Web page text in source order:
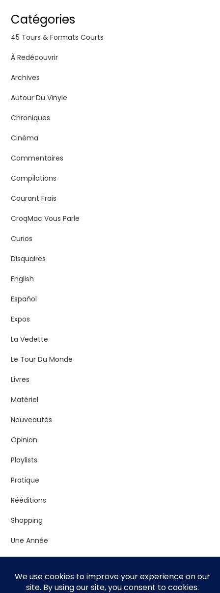
Catégories
45 Tours & Formats Courts
À Redécouvrir
Archives
Autour Du Vinyle
Chroniques
Cinéma
Commentaires
Compilations
Courant Frais
CroqMac Vous Parle
Curios
Disquaires
English
Español
Expos
La Vedette
Le Tour Du Monde
Livres
Matériel
Nouveautés
Opinion
Playlists
Pratique
Rééditions
Shopping
Une Année